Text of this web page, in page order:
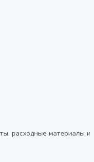
расходные материалы и